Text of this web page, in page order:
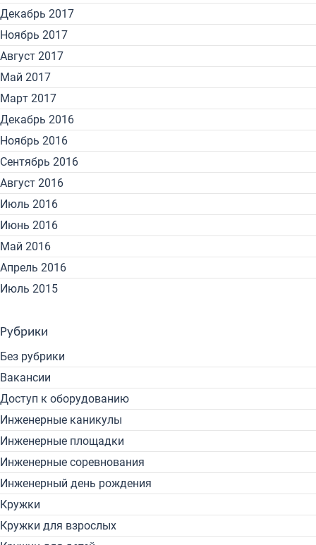
Декабрь 2017
Ноябрь 2017
Август 2017
Май 2017
Март 2017
Декабрь 2016
Ноябрь 2016
Сентябрь 2016
Август 2016
Июль 2016
Июнь 2016
Май 2016
Апрель 2016
Июль 2015
Рубрики
Без рубрики
Вакансии
Доступ к оборудованию
Инженерные каникулы
Инженерные площадки
Инженерные соревнования
Инженерный день рождения
Кружки
Кружки для взрослых